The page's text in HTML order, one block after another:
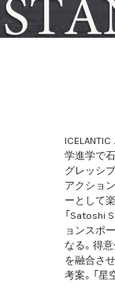
学進学で
グレッシ
アクショ
ーとして
「Satoshi
ョンスポ
なる。得
を融合さ
考案。「星